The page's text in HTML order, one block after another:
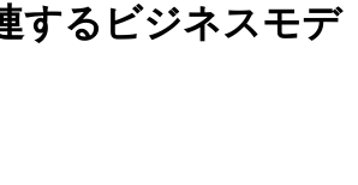
するビジネスモデ